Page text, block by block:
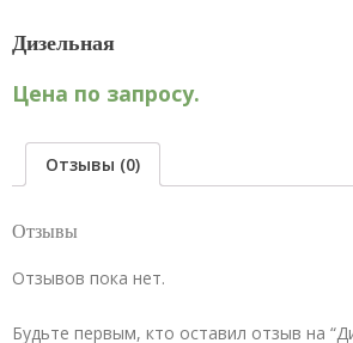
Дизельная
Цена по запросу.
Отзывы (0)
Отзывы
Отзывов пока нет.
Будьте первым, кто оставил отзыв на